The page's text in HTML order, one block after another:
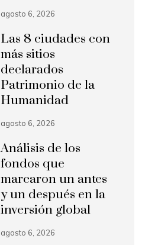
agosto 6, 2026
Las 8 ciudades con
más sitios
declarados
Patrimonio de la
Humanidad
agosto 6, 2026
Análisis de los
fondos que
marcaron un antes
y un después en la
inversión global
agosto 6, 2026